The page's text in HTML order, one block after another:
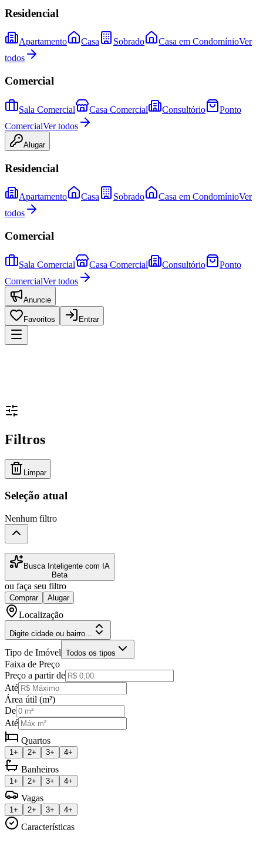
Residencial
Apartamento Casa Sobrado Casa em CondomínioVer
todos
Comercial
Sala Comercial Casa Comercial Consultório
Ponto
ComercialVer todos
Alugar
Residencial
Apartamento Casa Sobrado Casa em CondomínioVer
todos
Comercial
Sala Comercial Casa Comercial Consultório
Ponto
ComercialVer todos
Anuncie
Favoritos Entrar
Filtros
Limpar
Seleção atual
Nenhum filtro
Busca Inteligente com IA
Beta
ou faça seu filtro
Comprar Alugar
Localização
Digite cidade ou bairro...
Tipo de Imóvel Todos os tipos
Faixa de Preço
Preço a partir de
Até
Área útil (m²)
De
Até
Quartos
1+ 2+ 3+ 4+
Banheiros
1+ 2+ 3+ 4+
Vagas
1+ 2+ 3+ 4+
Características